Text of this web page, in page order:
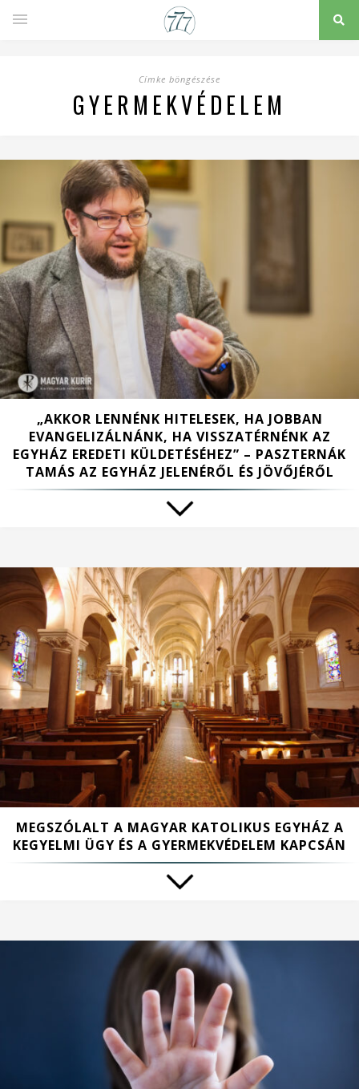
Címke böngészése
GYERMEKVÉDELEM
„AKKOR LENNÉNK HITELESEK, HA JOBBAN
EVANGELIZÁLNÁNK, HA VISSZATÉRNÉNK AZ
EGYHÁZ EREDETI KÜLDETÉSÉHEZ” – PASZTERNÁK
TAMÁS AZ EGYHÁZ JELENÉRŐL ÉS JÖVŐJÉRŐL
MEGSZÓLALT A MAGYAR KATOLIKUS EGYHÁZ A
KEGYELMI ÜGY ÉS A GYERMEKVÉDELEM KAPCSÁN